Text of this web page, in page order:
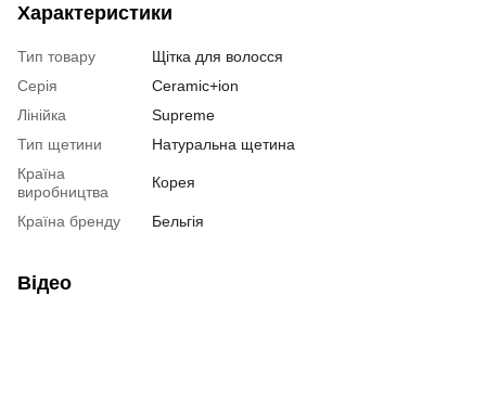
Характеристики
Тип товару
Щітка для волосся
Серія
Ceramic+ion
Лінійка
Supreme
Тип щетини
Натуральна щетина
Країна
виробництва
Корея
Країна бренду Бельгія
Відео